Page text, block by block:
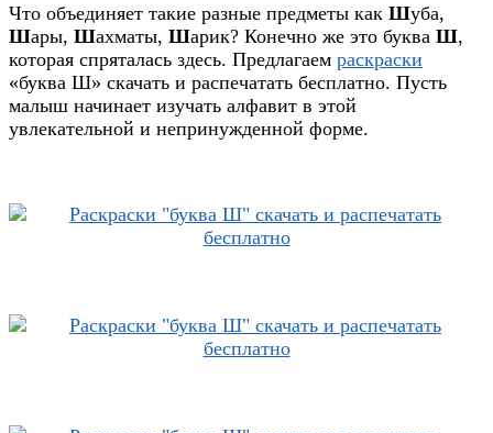
Что объединяет такие разные предметы как Шуба,
Шары, Шахматы, Шарик? Конечно же это буква Ш,
которая спряталась здесь. Предлагаем раскраски
«буква Ш» скачать и распечатать бесплатно. Пусть
малыш начинает изучать алфавит в этой
увлекательной и непринужденной форме.